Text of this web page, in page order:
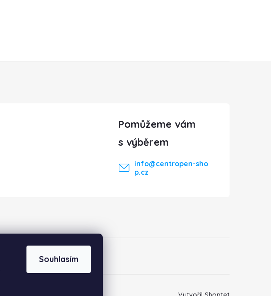
Souhlasím
info@centropen-sho
p.cz
Vytvořil Shoptet